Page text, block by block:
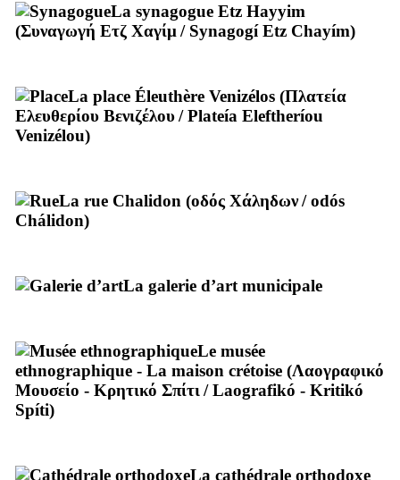
La synagogue Etz Hayyim
(Συναγωγή Ετζ Χαγίμ / Synagogí Etz Chayím)
La place Éleuthère Venizélos (Πλατεία
Ελευθερίου Βενιζέλου/Plateía Eleftheríou
Venizélou)
La rue Chalidon (οδός Χάληδων/odós
Chálidon)
La galerie d’art municipale
Le musée
ethnographique - La maison crétoise (Λαογραφικό
Μουσείο - Κρητικό Σπίτι/Laografikó - Kritikó
Spíti)
La cathédrale orthodoxe